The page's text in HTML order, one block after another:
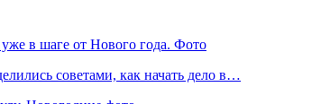
в шаге от Нового года. Фото
советами, как начать дело в…